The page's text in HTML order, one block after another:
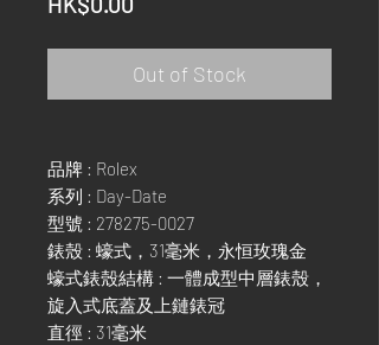
Out of Stock
品牌 : Rolex
系列 : Day-Date
型號 : 278275-0027
錶殼 : 蠔式，31毫米，永恒玫瑰金
蠔式錶殼結構 : 一體成型中層錶殼，
旋入式底蓋及上鏈錶冠
直徑 : 31毫米